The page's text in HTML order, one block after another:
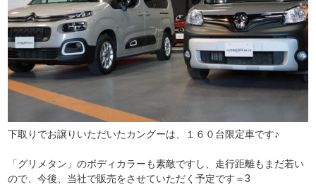
下取りでお譲りいただいたカングーは、１６０台限定車です♪
「グリメタン」のボディカラーも素敵ですし、走行距離もまだ若い
ので、今後、当社で販売をさせていただく予定です＝3